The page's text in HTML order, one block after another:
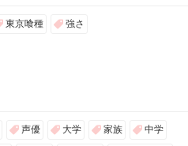
東京喰種 強さ
声優 大学 家族 中学